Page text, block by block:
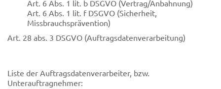
Art. 6 Abs. 1 lit. b DSGVO (Vertrag/Anbahnung)
Art. 6 Abs. 1 lit. f DSGVO (Sicherheit,
Missbrauchsprävention)
Art. 28 abs. 3 DSGVO (Auftragsdatenverarbeitung)
Liste der Auftragsdatenverarbeiter, bzw.
Unterauftragnehmer: